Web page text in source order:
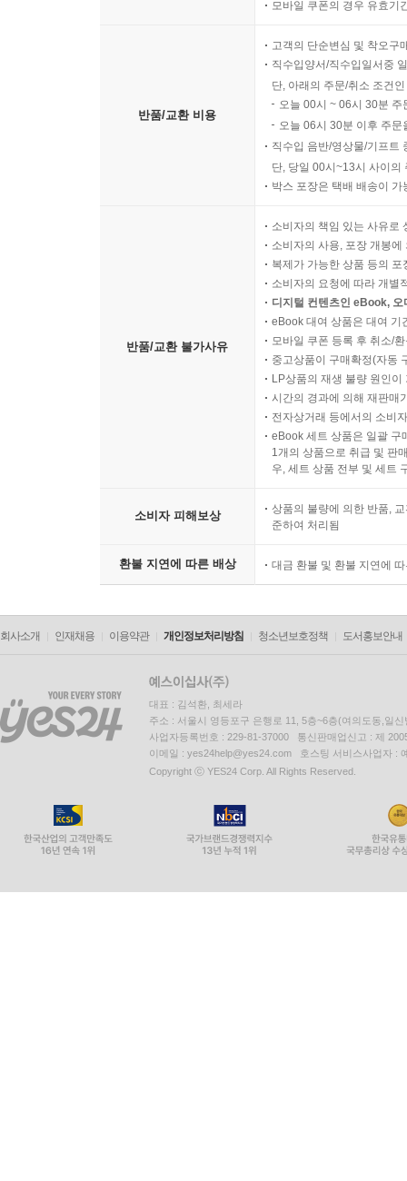
모바일 쿠폰의 경우 유효기
반품/교환 비용
고객의 단순변심 및 착오구
직수입양서/직수입일서중
단, 아래의 주문/취소 조건
오늘 00시 ~ 06시 30분
오늘 06시 30분 이후 주
직수입 음반/영상물/기프트
단, 당일 00시~13시 사이의
박스 포장은 택배 배송이
반품/교환 불가사유
소비자의 책임 있는 사유로
소비자의 사용, 포장 개봉
복제가 가능한 상품 등의
소비자의 요청에 따라 개별
디지털 컨텐츠인 eBook,
eBook 대여 상품은 대여 기
모바일 쿠폰 등록 후 취소/
중고상품이 구매확정(자동
LP상품의 재생 불량 원인
시간의 경과에 의해 재판매
전자상거래 등에서의 소비
eBook 세트 상품은 일괄 구
1개의 상품으로 취급 및 판
우, 세트 상품 전부 및 세트
소비자 피해보상
상품의 불량에 의한 반품,
준하여 처리됨
환불 지연에 따른 배상 대금 환불 및 환불 지연에
회사소개 인재채용 이용약관 개인정보처리방침 청소년보호정책 도서홍보안내
대표 : 김석환, 최세라
주소 : 서울시 영등포구 은행로 11, 5층~6층(여의도동,일신
사업자등록번호 : 229-81-37000 통신판매업신고 : 제
이메일 : yes24help@yes24.com 호스팅 서비스사업자 :
Copyright ⓒ YES24 Corp. All Rights Reserved.